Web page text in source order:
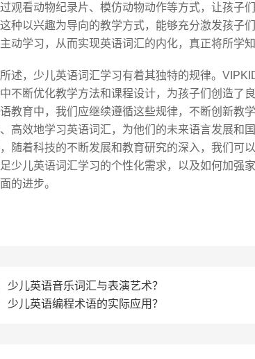
观看动物纪录片、模仿动物动作等方式，让孩子
种以兴趣为导向的教学方式，能够充分激发孩子
动学习，从而实现英语词汇的内化，真正将所学
述，少儿英语词汇学习有着其独特的规律。
不断优化教学方法和课程设计，为孩子们创造了
教育中，我们应继续遵循这些规律，不断创新教
高效地学习英语词汇，为他们的未来语言发展和
，随着科技的不断发展和教育研究的深入，我们可
少儿英语词汇学习的个性化需求，以及如何加强
的进步。
少儿英语音乐词汇与表演艺术？
少儿英语编程术语的实际应用？